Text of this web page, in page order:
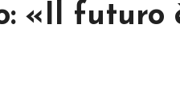
«Il futuro